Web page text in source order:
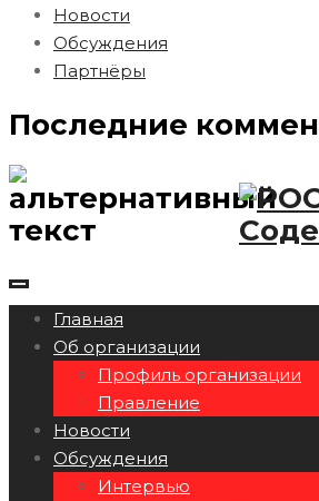
Новости
Обсуждения
Партнёры
Последние
Главная
Об организации
Профиль организации
Правление
Новости
Обсуждения
Интервью